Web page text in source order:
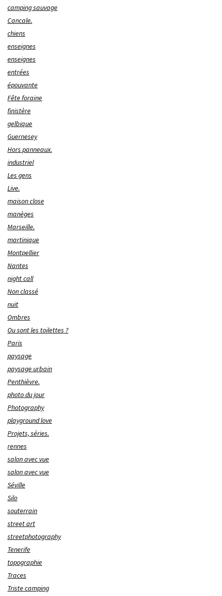
camping sauvage
Cancale.
chiens
enseignes
enseignes
entrées
épouvante
Fête foraine
finistère
gelbique
Guernesey
Hors panneaux.
industriel
Les gens
Live.
maison close
manèges
Marseille.
martinique
Montpellier
Nantes
night call
Non classé
nuit
Ombres
Ou sont les toilettes ?
Paris
paysage
paysage urbain
Penthièvre.
photo du jour
Photography
playground love
Projets, séries.
rennes
salon avec vue
salon avec vue
Séville
Silo
souterrain
street art
streetphotography
Tenerife
topographie
Traces
Triste camping